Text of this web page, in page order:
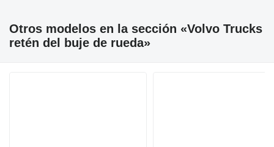
Otros modelos en la sección «Volvo Trucks
retén del buje de rueda»